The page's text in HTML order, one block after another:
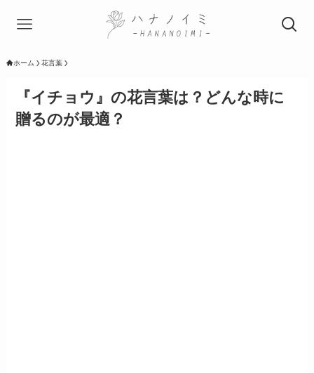
ホーム 花言葉
『イチョウ』の花言葉は？どんな時に
贈るのが最適？